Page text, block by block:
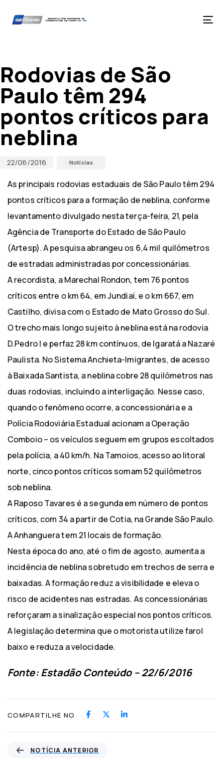
primary
Rodovias de São
Paulo têm 294
pontos críticos para
neblina
22/06/2016 Notícias
As principais rodovias estaduais de São Paulo têm 294
pontos críticos para a formação de neblina, conforme
levantamento divulgado nesta terça-feira, 21, pela
Agência de Transporte do Estado de São Paulo
(Artesp). A pesquisa abrangeu os 6,4 mil quilômetros
de estradas administradas por concessionárias.
A recordista, a Marechal Rondon, tem 76 pontos
críticos entre o km 64, em Jundiaí, e o km 667, em
Castilho, divisa com o Estado de Mato Grosso do Sul.
O trecho mais longo sujeito à neblina está na rodovia
D.Pedro I e perfaz 28 km contínuos, de Igaratá a Nazaré
Paulista. No Sistema Anchieta-Imigrantes, de acesso
à Baixada Santista, a neblina cobre 28 quilômetros nas
duas rodovias, incluindo a interligação. Nesse caso,
quando o fenômeno ocorre, a concessionária e a
Polícia Rodoviária Estadual acionam a Operação
Comboio – os veículos seguem em grupos escoltados
pela polícia, a 40 km/h. Na Tamoios, acesso ao litoral
norte, cinco pontos críticos somam 52 quilômetros
sob neblina.
A Raposo Tavares é a segunda em número de pontos
críticos, com 34 a partir de Cotia, na Grande São Paulo.
A Anhanguera tem 21 locais de formação.
Nesta época do ano, até o fim de agosto, aumenta a
incidência de neblina sobretudo em trechos de serra e
baixadas. A formação reduz a visibilidade e eleva o
risco de acidentes nas estradas. As concessionárias
reforçaram a sinalização especial nos pontos críticos.
A legislação determina que o motorista utilize farol
baixo e reduza a velocidade.
Fonte: Estadão Conteúdo – 22/6/2016
COMPARTILHE NO
NOTÍCIA ANTERIOR